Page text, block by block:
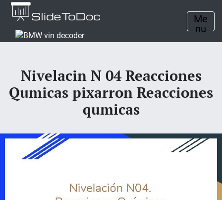
Me
nu
Nivelacin N 04 Reacciones
Qumicas pixarron Reacciones
qumicas